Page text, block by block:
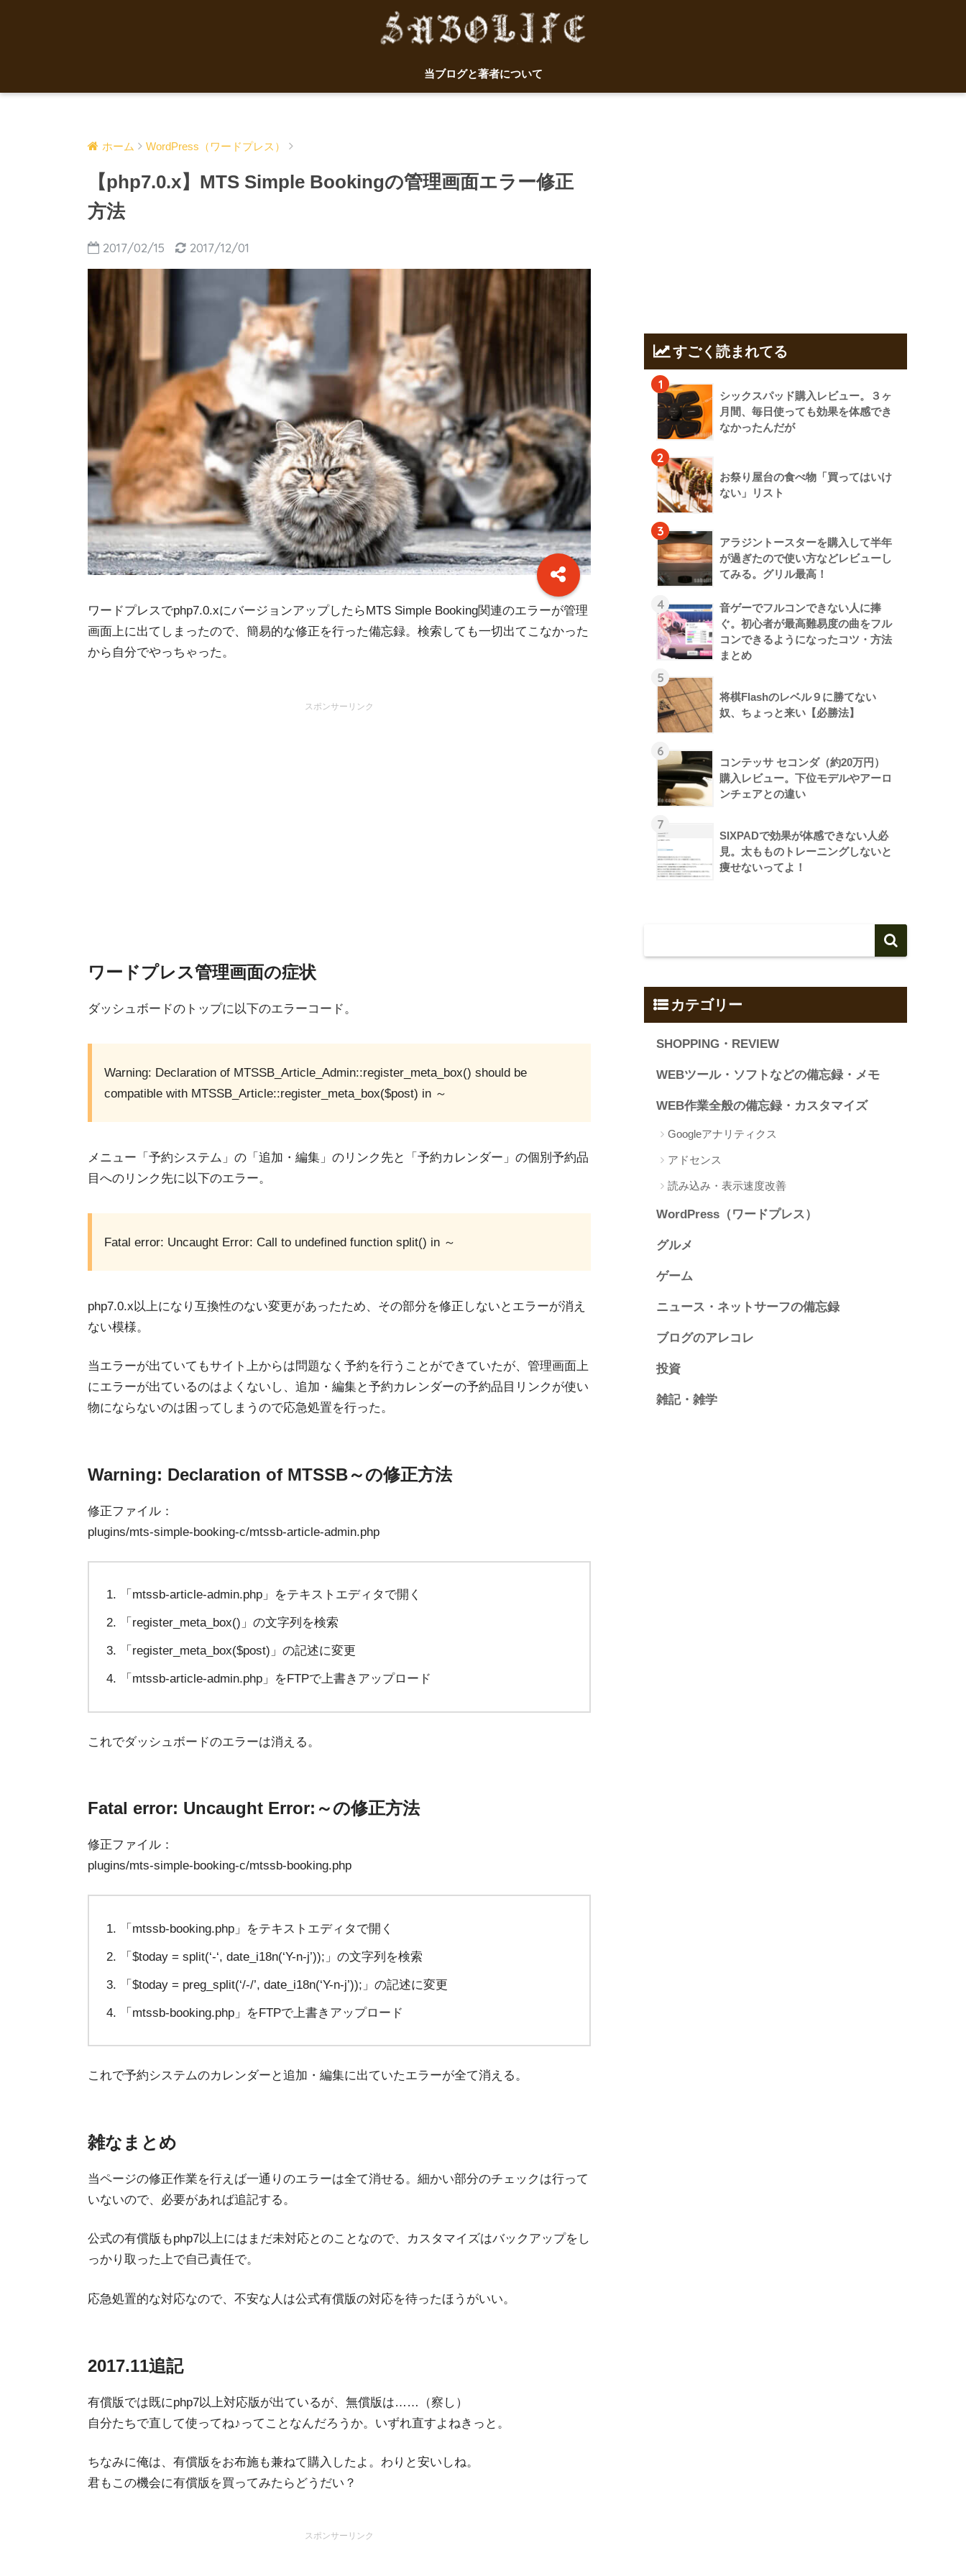
当ブログと著者について
ホーム WordPress（ワードプレス）
【php7.0.x】MTS Simple Bookingの管理画面エラー修正
方法
2017/02/15 2017/12/01
ワードプレスでphp7.0.xにバージョンアップしたらMTS Simple Booking関連のエラーが管理
画面上に出てしまったので、簡易的な修正を行った備忘録。検索しても一切出てこなかった
から自分でやっちゃった。
スポンサーリンク
ワードプレス管理画面の症状
ダッシュボードのトップに以下のエラーコード。
Warning: Declaration of MTSSB_Article_Admin::register_meta_box() should be
compatible with MTSSB_Article::register_meta_box($post) in ～
メニュー「予約システム」の「追加・編集」のリンク先と「予約カレンダー」の個別予約品
目へのリンク先に以下のエラー。
Fatal error: Uncaught Error: Call to undefined function split() in ～
php7.0.x以上になり互換性のない変更があったため、その部分を修正しないとエラーが消え
ない模様。
当エラーが出ていてもサイト上からは問題なく予約を行うことができていたが、管理画面上
にエラーが出ているのはよくないし、追加・編集と予約カレンダーの予約品目リンクが使い
物にならないのは困ってしまうので応急処置を行った。
Warning: Declaration of MTSSB～の修正方法
修正ファイル：
plugins/mts-simple-booking-c/mtssb-article-admin.php
「mtssb-article-admin.php」をテキストエディタで開く
「register_meta_box()」の文字列を検索
「register_meta_box($post)」の記述に変更
「mtssb-article-admin.php」をFTPで上書きアップロード
これでダッシュボードのエラーは消える。
Fatal error: Uncaught Error:～の修正方法
修正ファイル：
plugins/mts-simple-booking-c/mtssb-booking.php
「mtssb-booking.php」をテキストエディタで開く
「$today = split(‘-‘, date_i18n(‘Y-n-j’));」の文字列を検索
「$today = preg_split(‘/-/’, date_i18n(‘Y-n-j’));」の記述に変更
「mtssb-booking.php」をFTPで上書きアップロード
これで予約システムのカレンダーと追加・編集に出ていたエラーが全て消える。
雑なまとめ
当ページの修正作業を行えば一通りのエラーは全て消せる。細かい部分のチェックは行って
いないので、必要があれば追記する。
公式の有償版もphp7以上にはまだ未対応とのことなので、カスタマイズはバックアップをし
っかり取った上で自己責任で。
応急処置的な対応なので、不安な人は公式有償版の対応を待ったほうがいい。
2017.11追記
有償版では既にphp7以上対応版が出ているが、無償版は……（察し）
自分たちで直して使ってね♪ってことなんだろうか。いずれ直すよねきっと。
ちなみに俺は、有償版をお布施も兼ねて購入したよ。わりと安いしね。
君もこの機会に有償版を買ってみたらどうだい？
スポンサーリンク
すごく読まれてる
1
シックスパッド購入レビュー。３ヶ
月間、毎日使っても効果を体感でき
なかったんだが
2
お祭り屋台の食べ物「買ってはいけ
ない」リスト
3
アラジントースターを購入して半年
が過ぎたので使い方などレビューし
てみる。グリル最高！
4
音ゲーでフルコンできない人に捧
ぐ。初心者が最高難易度の曲をフル
コンできるようになったコツ・方法
まとめ
5
将棋Flashのレベル９に勝てない
奴、ちょっと来い【必勝法】
6
コンテッサ セコンダ（約20万円）
購入レビュー。下位モデルやアーロ
ンチェアとの違い
7
SIXPADで効果が体感できない人必
見。太もものトレーニングしないと
痩せないってよ！
カテゴリー
SHOPPING・REVIEW
WEBツール・ソフトなどの備忘録・メモ
WEB作業全般の備忘録・カスタマイズ
Googleアナリティクス
アドセンス
読み込み・表示速度改善
WordPress（ワードプレス）
グルメ
ゲーム
ニュース・ネットサーフの備忘録
ブログのアレコレ
投資
雑記・雑学